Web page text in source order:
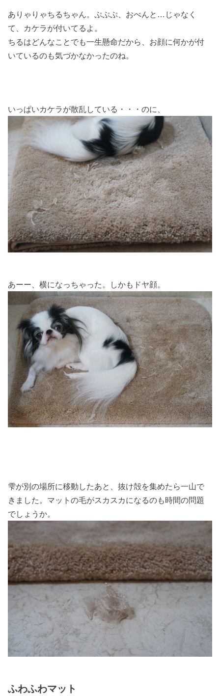
ありゃりゃちるちゃん。ぷぷぷ、おべんと…じゃなく
て、カケラが付いてるよ。
ちるはどんなことでも一生懸命だから、お顔に何かが付
いているのも気づかなかったのね。
いっぱいカケラが散乱している・・・のに、
あーー、横になっちゃった。しかもドヤ顔。
雫が別の場所に移動したあと、抜け殻を集めたら一山で
きました。マットの毛がスカスカになるのも時間の問題
でしょうか。
ふわふわマット